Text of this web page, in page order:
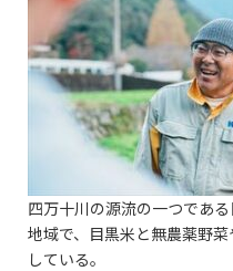
四万十川の源流の一つであ
地域で、目黒米と無農薬野
している。